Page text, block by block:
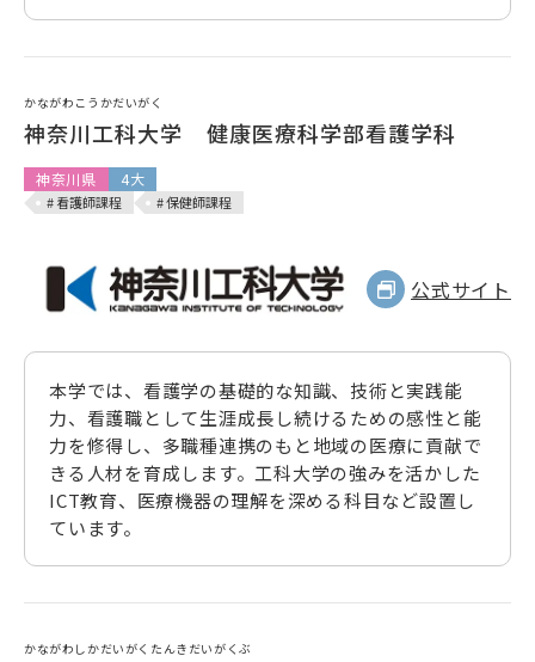
かながわこうかだいがく
神奈川工科大学 健康医療科学部看護学科
神奈川県 4大
# 看護師課程 # 保健師課程
公式サイト
本学では、看護学の基礎的な知識、技術と実践能
力、看護職として生涯成長し続けるための感性と能
力を修得し、多職種連携のもと地域の医療に貢献で
きる人材を育成します。工科大学の強みを活かした
ICT教育、医療機器の理解を深める科目など設置し
ています。
かながわしかだいがくたんきだいがくぶ